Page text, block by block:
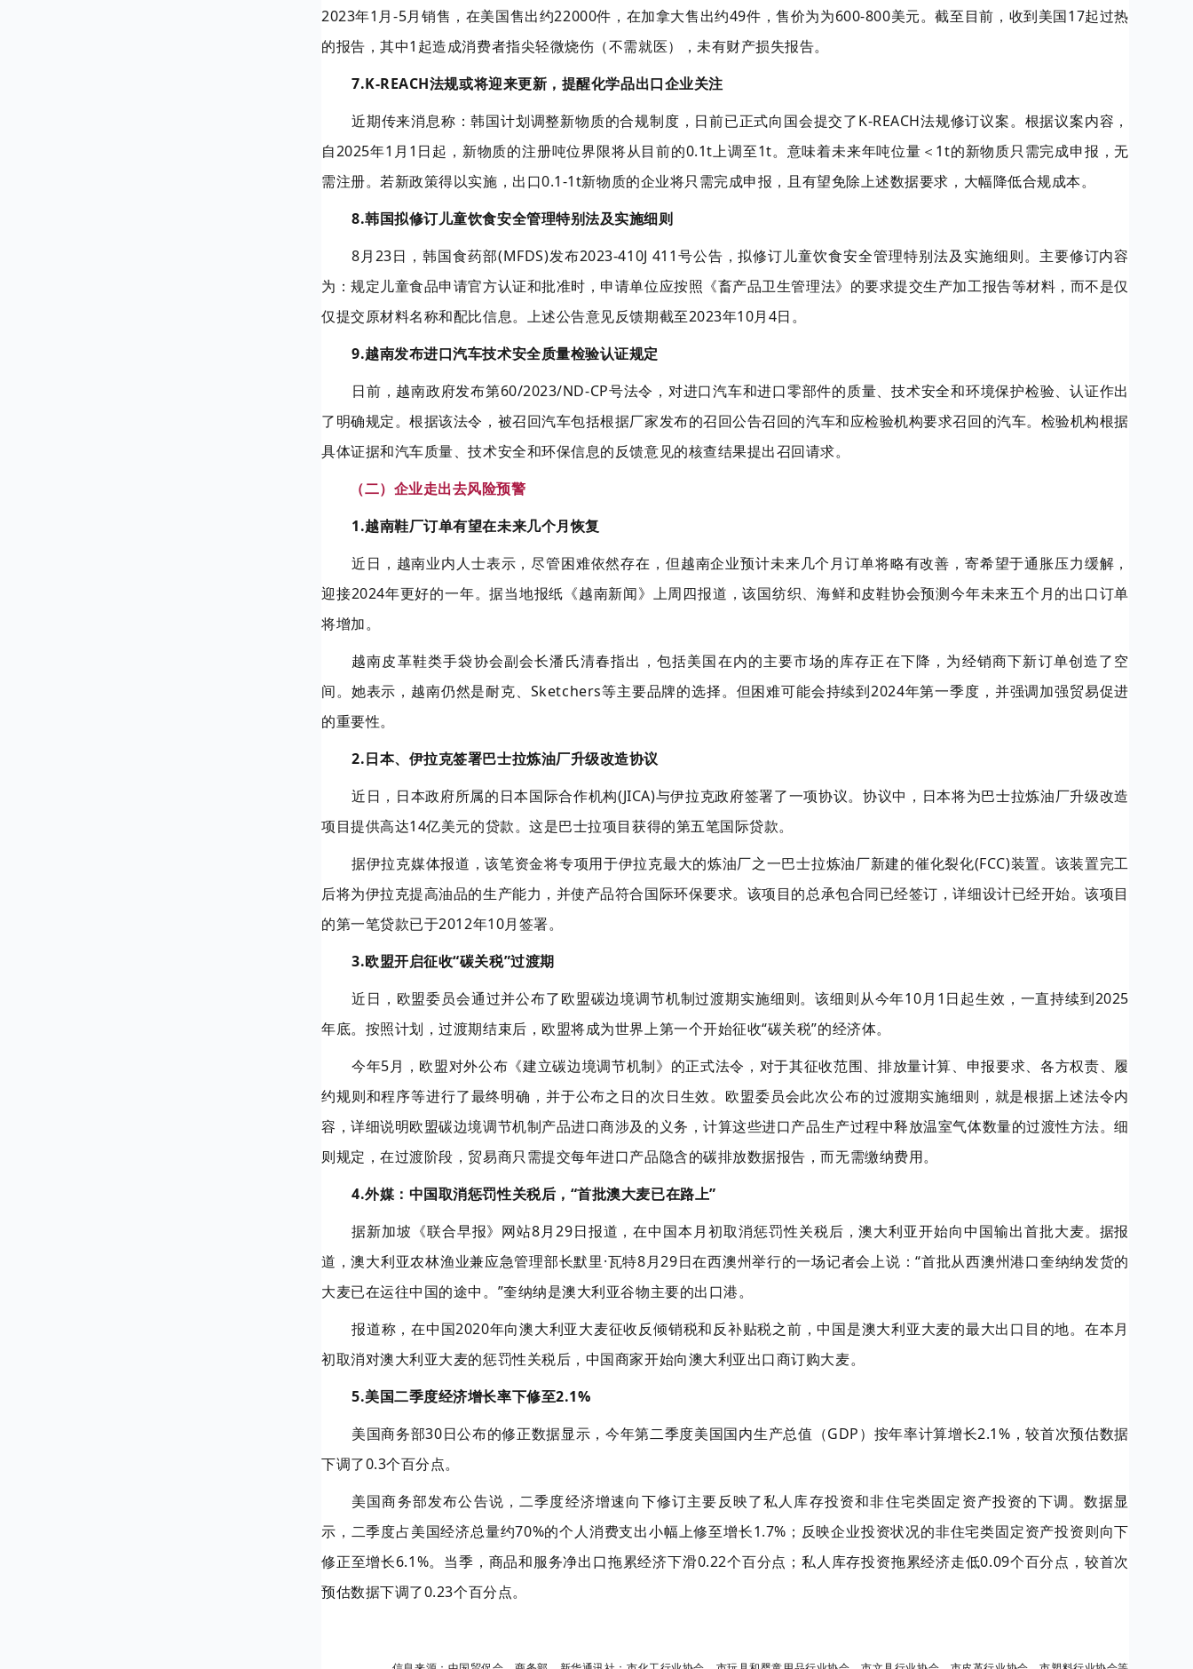
2023年1月-5月销售，在美国售出约22000件，在加拿大售出约49件，售价为为600-800美元。截至目前，收到美国17起过热
的报告，其中1起造成消费者指尖轻微烧伤（不需就医），未有财产损失报告。
7.K-REACH法规或将迎来更新，提醒化学品出口企业关注
近期传来消息称：韩国计划调整新物质的合规制度，日前已正式向国会提交了K-REACH法规修订议案。根据议案内容，
自2025年1月1日起，新物质的注册吨位界限将从目前的0.1t上调至1t。意味着未来年吨位量＜1t的新物质只需完成申报，无
需注册。若新政策得以实施，出口0.1-1t新物质的企业将只需完成申报，且有望免除上述数据要求，大幅降低合规成本。
8.韩国拟修订儿童饮食安全管理特别法及实施细则
8月23日，韩国食药部(MFDS)发布2023-410J 411号公告，拟修订儿童饮食安全管理特别法及实施细则。主要修订内容
为：规定儿童食品申请官方认证和批准时，申请单位应按照《畜产品卫生管理法》的要求提交生产加工报告等材料，而不是仅
仅提交原材料名称和配比信息。上述公告意见反馈期截至2023年10月4日。
9.越南发布进口汽车技术安全质量检验认证规定
日前，越南政府发布第60/2023/ND-CP号法令，对进口汽车和进口零部件的质量、技术安全和环境保护检验、认证作出
了明确规定。根据该法令，被召回汽车包括根据厂家发布的召回公告召回的汽车和应检验机构要求召回的汽车。检验机构根据
具体证据和汽车质量、技术安全和环保信息的反馈意见的核查结果提出召回请求。
（二）企业走出去风险预警
1.越南鞋厂订单有望在未来几个月恢复
近日，越南业内人士表示，尽管困难依然存在，但越南企业预计未来几个月订单将略有改善，寄希望于通胀压力缓解，
迎接2024年更好的一年。据当地报纸《越南新闻》上周四报道，该国纺织、海鲜和皮鞋协会预测今年未来五个月的出口订单
将增加。
越南皮革鞋类手袋协会副会长潘氏清春指出，包括美国在内的主要市场的库存正在下降，为经销商下新订单创造了空
间。她表示，越南仍然是耐克、Sketchers等主要品牌的选择。但困难可能会持续到2024年第一季度，并强调加强贸易促进
的重要性。
2.日本、伊拉克签署巴士拉炼油厂升级改造协议
近日，日本政府所属的日本国际合作机构(JICA)与伊拉克政府签署了一项协议。协议中，日本将为巴士拉炼油厂升级改造
项目提供高达14亿美元的贷款。这是巴士拉项目获得的第五笔国际贷款。
据伊拉克媒体报道，该笔资金将专项用于伊拉克最大的炼油厂之一巴士拉炼油厂新建的催化裂化(FCC)装置。该装置完工
后将为伊拉克提高油品的生产能力，并使产品符合国际环保要求。该项目的总承包合同已经签订，详细设计已经开始。该项目
的第一笔贷款已于2012年10月签署。
3.欧盟开启征收“碳关税”过渡期
近日，欧盟委员会通过并公布了欧盟碳边境调节机制过渡期实施细则。该细则从今年10月1日起生效，一直持续到2025
年底。按照计划，过渡期结束后，欧盟将成为世界上第一个开始征收“碳关税”的经济体。
今年5月，欧盟对外公布《建立碳边境调节机制》的正式法令，对于其征收范围、排放量计算、申报要求、各方权责、履
约规则和程序等进行了最终明确，并于公布之日的次日生效。欧盟委员会此次公布的过渡期实施细则，就是根据上述法令内
容，详细说明欧盟碳边境调节机制产品进口商涉及的义务，计算这些进口产品生产过程中释放温室气体数量的过渡性方法。细
则规定，在过渡阶段，贸易商只需提交每年进口产品隐含的碳排放数据报告，而无需缴纳费用。
4.外媒：中国取消惩罚性关税后，“首批澳大麦已在路上”
据新加坡《联合早报》网站8月29日报道，在中国本月初取消惩罚性关税后，澳大利亚开始向中国输出首批大麦。据报
道，澳大利亚农林渔业兼应急管理部长默里·瓦特8月29日在西澳州举行的一场记者会上说：“首批从西澳州港口奎纳纳发货的
大麦已在运往中国的途中。”奎纳纳是澳大利亚谷物主要的出口港。
报道称，在中国2020年向澳大利亚大麦征收反倾销税和反补贴税之前，中国是澳大利亚大麦的最大出口目的地。在本月
初取消对澳大利亚大麦的惩罚性关税后，中国商家开始向澳大利亚出口商订购大麦。
5.美国二季度经济增长率下修至2.1%
美国商务部30日公布的修正数据显示，今年第二季度美国国内生产总值（GDP）按年率计算增长2.1%，较首次预估数据
下调了0.3个百分点。
美国商务部发布公告说，二季度经济增速向下修订主要反映了私人库存投资和非住宅类固定资产投资的下调。数据显
示，二季度占美国经济总量约70%的个人消费支出小幅上修至增长1.7%；反映企业投资状况的非住宅类固定资产投资则向下
修正至增长6.1%。当季，商品和服务净出口拖累经济下滑0.22个百分点；私人库存投资拖累经济走低0.09个百分点，较首次
预估数据下调了0.23个百分点。